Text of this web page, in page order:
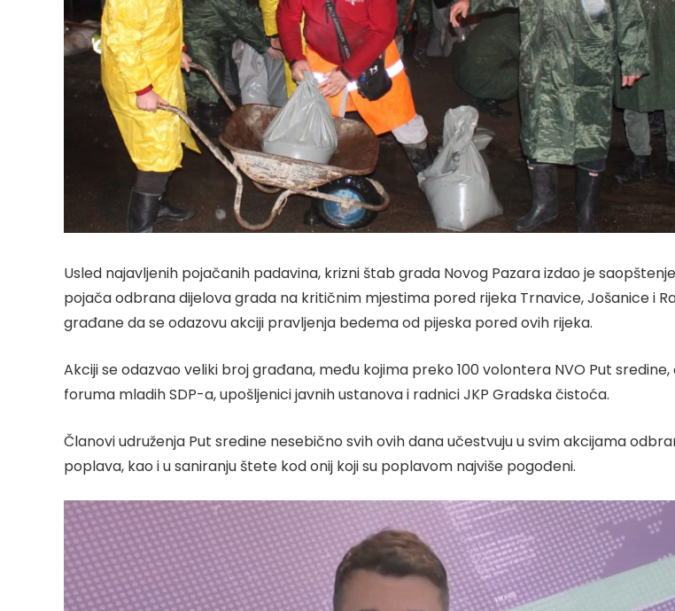
Usled najavljenih pojačanih padavina, krizni štab grada Novog Pazara izdao je
pojača odbrana dijelova grada na kritičnim mjestima pored rijeka Trnavice, Jošanice i
građane da se odazovu akciji pravljenja bedema od pijeska pored ovih rijeka.
Akciji se odazvao veliki broj građana, među kojima preko 100 volontera NVO Put
foruma mladih SDP-a, upošljenici javnih ustanova i radnici JKP Gradska čistoća.
Članovi udruženja Put sredine nesebično svih ovih dana učestvuju u svim akcijama
poplava, kao i u saniranju štete kod onij koji su poplavom najviše pogođeni.